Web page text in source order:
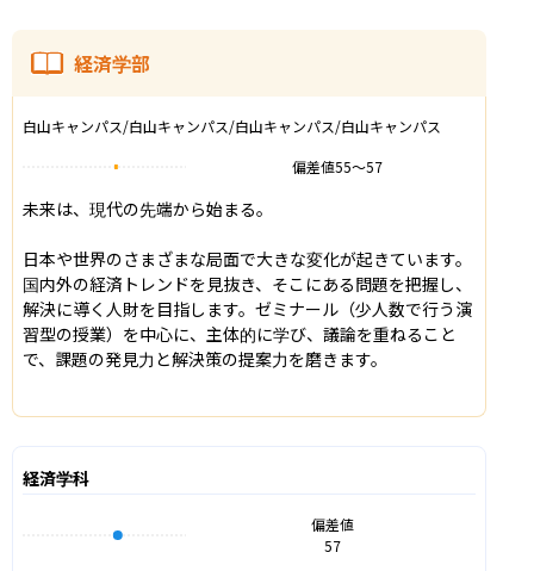
経済学部
白山キャンパス/白山キャンパス/白山キャンパス/白山キャンパス
偏差値55〜57
未来は、現代の先端から始まる。
日本や世界のさまざまな局面で大きな変化が起きています。
国内外の経済トレンドを見抜き、そこにある問題を把握し、
解決に導く人財を目指します。ゼミナール（少人数で行う演
習型の授業）を中心に、主体的に学び、議論を重ねること
で、課題の発見力と解決策の提案力を磨きます。
経済学科
偏差値
57